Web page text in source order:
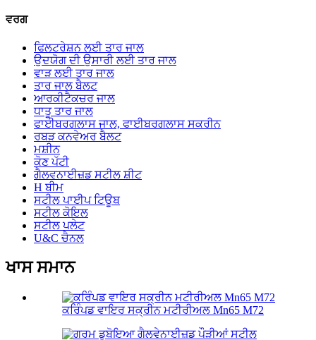
ਵਰਗ
ਫਿਲਟਰੇਸ਼ਨ ਲਈ ਤਾਰ ਜਾਲ
ਉਦਯੋਗ ਦੀ ਉਸਾਰੀ ਲਈ ਤਾਰ ਜਾਲ
ਵਾੜ ਲਈ ਤਾਰ ਜਾਲ
ਤਾਰ ਜਾਲ ਬੈਲਟ
ਆਰਕੀਟੈਕਚਰ ਜਾਲ
ਧਾਤੂ ਤਾਰ ਜਾਲ
ਫਾਈਬਰਗਲਾਸ ਜਾਲ, ਫਾਈਬਰਗਲਾਸ ਸਕਰੀਨ
ਰਬੜ ਕਨਵੇਅਰ ਬੈਲਟ
ਮਸ਼ੀਨ
ਕੋਣ ਪੱਟੀ
ਗੈਲਵਨਾਈਜ਼ਡ ਸਟੀਲ ਸ਼ੀਟ
H ਬੀਮ
ਸਟੀਲ ਪਾਈਪ ਟਿਊਬ
ਸਟੀਲ ਕੋਇਲ
ਸਟੀਲ ਪਲੇਟ
U&C ਚੈਨਲ
ਖਾਸ ਸਮਾਨ
ਕਰਿੰਪਡ ਵਾਇਰ ਸਕ੍ਰੀਨ ਮਟੀਰੀਅਲ Mn65 M72